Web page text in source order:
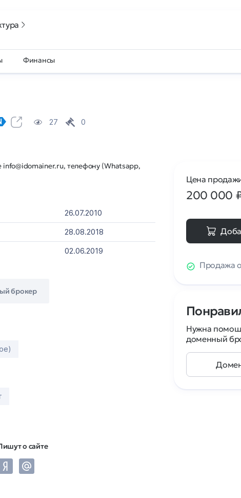
Финансы
27 0
телефону (Whatsapp,
26.07.2010
28.08.2018
02.06.2019
брокер
о сайте
Цена
200 000
Продажа
Нужна
доменный